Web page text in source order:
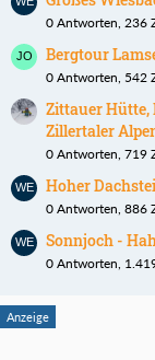
0 Antworten, 236
Bergtour
0 Antworten, 542
Zittauer Hütte,
Zillertaler
0 Antworten, 719
Hoher
0 Antworten, 886
Sonnjoch -
0 Antworten,